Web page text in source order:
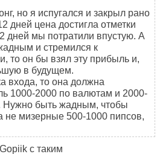
но я испугался и закрыл рано
дней цена достигла отметки
дней мы потратили впустую. А
и стремился к
то он бы взял эту прибыль и,
в будущем.
входа, то она должна
1000-2000 по валютам и 2000-
Нужно быть жадным, чтобы
не мизерные 500-1000 пипсов,
с таким